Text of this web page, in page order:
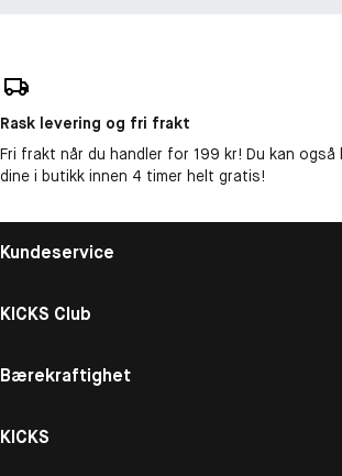
Rask levering og fri frakt
Fri frakt når du handler for 199 kr! Du kan
dine i butikk innen 4 timer helt gratis!
Kundeservice
KICKS Club
Bærekraftighet
KICKS